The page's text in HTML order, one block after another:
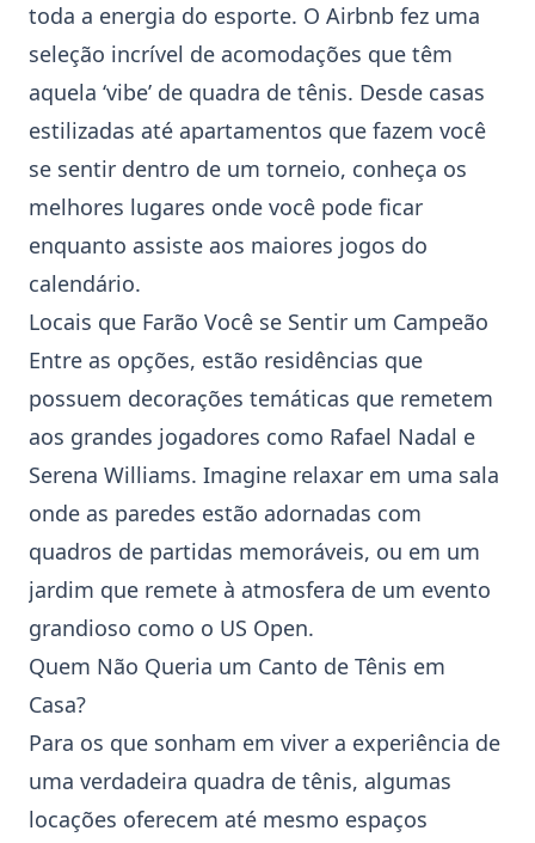
toda a energia do esporte. O Airbnb fez uma
seleção incrível de acomodações que têm
aquela ‘vibe’ de quadra de tênis. Desde casas
estilizadas até apartamentos que fazem você
se sentir dentro de um torneio, conheça os
melhores lugares onde você pode ficar
enquanto assiste aos maiores jogos do
calendário.
Locais que Farão Você se Sentir um Campeão
Entre as opções, estão residências que
possuem decorações temáticas que remetem
aos grandes jogadores como Rafael Nadal e
Serena Williams. Imagine relaxar em uma sala
onde as paredes estão adornadas com
quadros de partidas memoráveis, ou em um
jardim que remete à atmosfera de um evento
grandioso como o US Open.
Quem Não Queria um Canto de Tênis em
Casa?
Para os que sonham em viver a experiência de
uma verdadeira quadra de tênis, algumas
locações oferecem até mesmo espaços